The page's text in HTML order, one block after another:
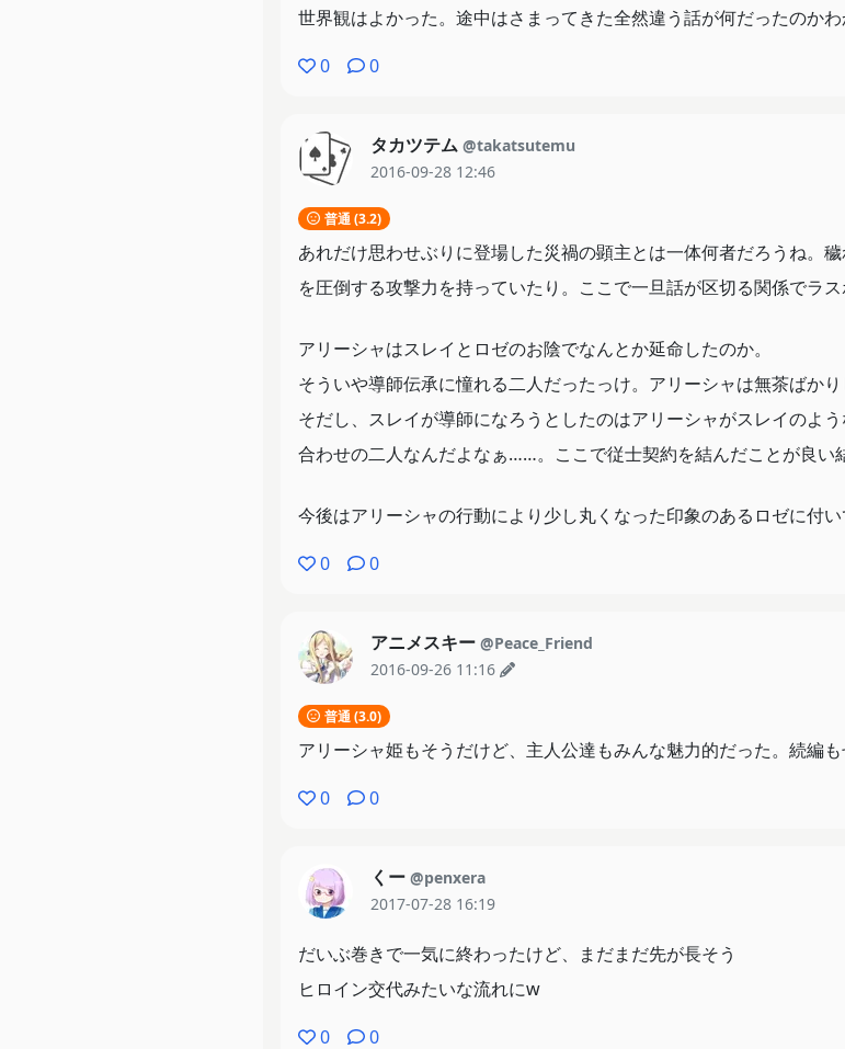
世界観はよかった。途中はさまってきた全然違う話が何だったのかわ
0
0
タカツテム @takatsutemu
2016-09-28 12:46
普通 (3.2)
あれだけ思わせぶりに登場した災禍の顕主とは一体何者だろうね。
を圧倒する攻撃力を持っていたり。ここで一旦話が区切る関係でラ
アリーシャはスレイとロゼのお陰でなんとか延命したのか。
そういや導師伝承に憧れる二人だったっけ。アリーシャは無茶ばか
そだし、スレイが導師になろうとしたのはアリーシャがスレイのよ
合わせの二人なんだよなぁ……。ここで従士契約を結んだことが良
今後はアリーシャの行動により少し丸くなった印象のあるロゼに付
0
0
アニメスキー @Peace_Friend
2016-09-26 11:16
普通 (3.0)
アリーシャ姫もそうだけど、主人公達もみんな魅力的だった。続編も
0
0
くー @penxera
2017-07-28 16:19
だいぶ巻きで一気に終わったけど、まだまだ先が長そう
ヒロイン交代みたいな流れにw
0
0